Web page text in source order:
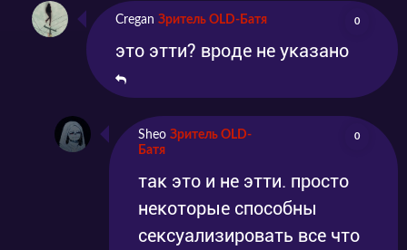
Cregan Зритель OLD-Батя 0
это этти? вроде не указано
Sheo Зритель OLD-
Батя
0
так это и не этти. просто
некоторые способны
сексуализировать все что